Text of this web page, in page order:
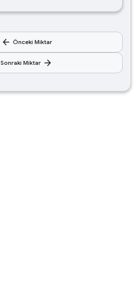
arrow_back Önceki Miktar
Sonraki Miktar arrow_forward